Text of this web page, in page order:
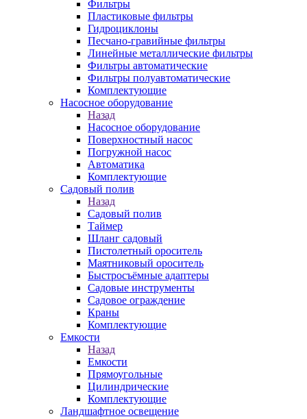
Фильтры
Пластиковые фильтры
Гидроциклоны
Песчано-гравийные фильтры
Линейные металлические фильтры
Фильтры автоматические
Фильтры полуавтоматические
Комплектующие
Насосное оборудование
Назад
Насосное оборудование
Поверхностный насос
Погружной насос
Автоматика
Комплектующие
Садовый полив
Назад
Садовый полив
Таймер
Шланг садовый
Пистолетный ороситель
Маятниковый ороситель
Быстросъёмные адаптеры
Садовые инструменты
Садовое ограждение
Краны
Комплектующие
Емкости
Назад
Емкости
Прямоугольные
Цилиндрические
Комплектующие
Ландшафтное освещение